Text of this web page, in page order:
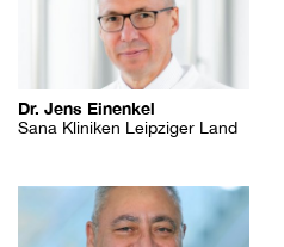
Dr. Jens Einenkel
Sana Kliniken Leipziger Land